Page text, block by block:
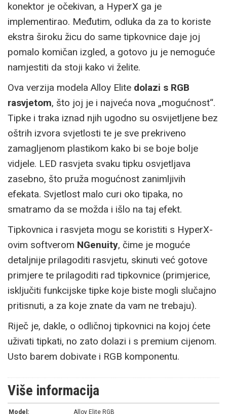
konektor je očekivan, a HyperX ga je
implementirao. Međutim, odluka da za to koriste
ekstra široku žicu do same tipkovnice daje joj
pomalo komičan izgled, a gotovo ju je nemoguće
namjestiti da stoji kako vi želite.
Ova verzija modela Alloy Elite dolazi s RGB
rasvjetom, što joj je i najveća nova „mogućnost“.
Tipke i traka iznad njih ugodno su osvijetljene bez
oštrih izvora svjetlosti te je sve prekriveno
zamagljenom plastikom kako bi se boje bolje
vidjele. LED rasvjeta svaku tipku osvjetljava
zasebno, što pruža mogućnost zanimljivih
efekata. Svjetlost malo curi oko tipaka, no
smatramo da se možda i išlo na taj efekt.
Tipkovnica i rasvjeta mogu se koristiti s HyperX-
ovim softverom NGenuity, čime je moguće
detaljnije prilagoditi rasvjetu, skinuti već gotove
primjere te prilagoditi rad tipkovnice (primjerice,
isključiti funkcijske tipke koje biste mogli slučajno
pritisnuti, a za koje znate da vam ne trebaju).
Riječ je, dakle, o odličnoj tipkovnici na kojoj ćete
uživati tipkati, no zato dolazi i s premium cijenom.
Usto barem dobivate i RGB komponentu.
Više informacija
Model: Alloy Elite RGB